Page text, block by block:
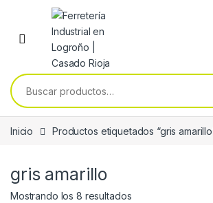
Skip to navigation
Skip to content
Buscar por:
Inicio Productos etiquetados “gris
gris amarillo
Mostrando los 8 resultadosOrdenado por